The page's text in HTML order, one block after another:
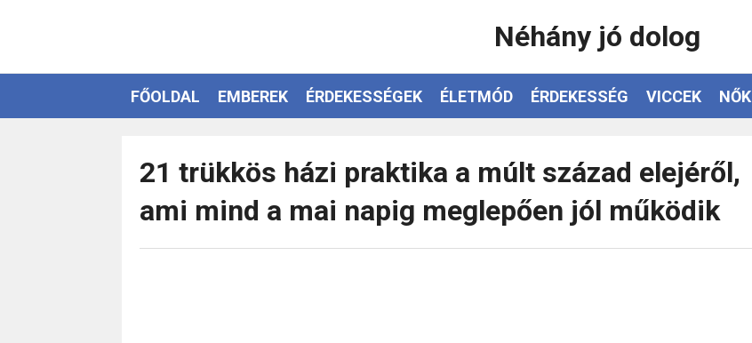
Néhány jó dolog
FŐOLDAL EMBEREK ÉRDEKESSÉGEK ÉLETMÓD ÉRDEKESSÉG VICCEK NŐK
21 trükkös házi praktika a múlt század elejéről,
ami mind a mai napig meglepően jól működik